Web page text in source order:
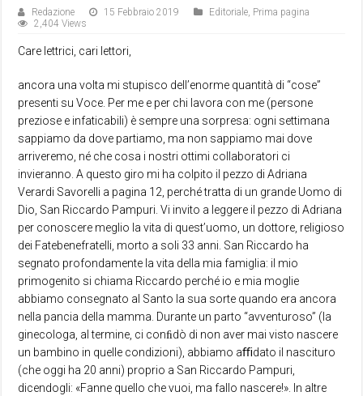
Redazione 15 Febbraio 2019 Editoriale, Prima pagina
2,404 Views
Care lettrici, cari lettori,
ancora una volta mi stupisco dell’enorme quantità di “cose”
presenti su Voce. Per me e per chi lavora con me (persone
preziose e infaticabili) è sempre una sorpresa: ogni settimana
sappiamo da dove partiamo, ma non sappiamo mai dove
arriveremo, né che cosa i nostri ottimi collaboratori ci
invieranno. A questo giro mi ha colpito il pezzo di Adriana
Verardi Savorelli a pagina 12, perché tratta di un grande Uomo di
Dio, San Riccardo Pampuri. Vi invito a leggere il pezzo di Adriana
per conoscere meglio la vita di quest’uomo, un dottore, religioso
dei Fatebenefratelli, morto a soli 33 anni. San Riccardo ha
segnato profondamente la vita della mia famiglia: il mio
primogenito si chiama Riccardo perché io e mia moglie
abbiamo consegnato al Santo la sua sorte quando era ancora
nella pancia della mamma. Durante un parto “avventuroso” (la
ginecologa, al termine, ci conﬁdò di non aver mai visto nascere
un bambino in quelle condizioni), abbiamo aﬃdato il nascituro
(che oggi ha 20 anni) proprio a San Riccardo Pampuri,
dicendogli: «Fanne quello che vuoi, ma fallo nascere!». In altre